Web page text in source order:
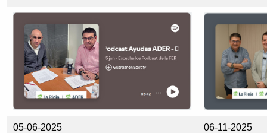
05-06-2025
06-11-2025